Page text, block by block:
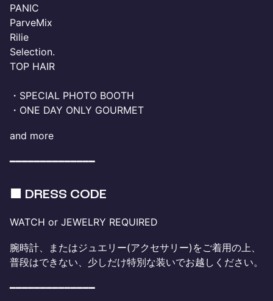
PANIC
ParveMix
Rilie
Selection.
TOP HAIR
・SPECIAL PHOTO BOOTH
・ONE DAY ONLY GOURMET
and more
━━━━━━━━━━━━━━
■ DRESS CODE
WATCH or JEWELRY REQUIRED
腕時計、またはジュエリー(アクセサリー)をご着用の上、
普段はできない、少しだけ特別な装いでお越しください。
━━━━━━━━━━━━━━